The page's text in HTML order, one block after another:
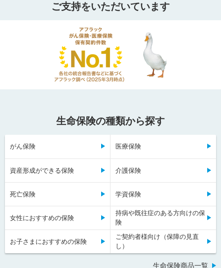
ご支持をいただいています
生命保険の種類から探す
がん保険 医療保険
資産形成ができる保険 介護保険
死亡保険 学資保険
女性におすすめの保険
持病や既往症のある方向けの保
険
お子さまにおすすめの保険
ご契約者様向け（保障の見直
し）
生命保険商品一覧